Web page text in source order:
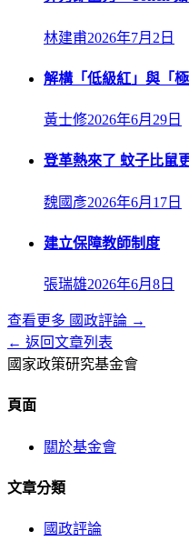
林建甫2026年7月2日
解構「低級紅」與「
黃士修2026年6月29日
登革熱來了 蚊子比鼠
魏國彥2026年6月17日
建立保障教師制度
張瑞雄2026年6月8日
查看更多 國政評論 →
← 返回文章列表
國家政策研究基金會
頁面
關於基金會
文章分類
國政評論